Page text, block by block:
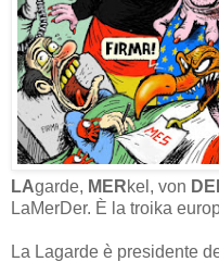
LAgarde, MERkel, von
LaMerDer. È la troika
La Lagarde è presidente